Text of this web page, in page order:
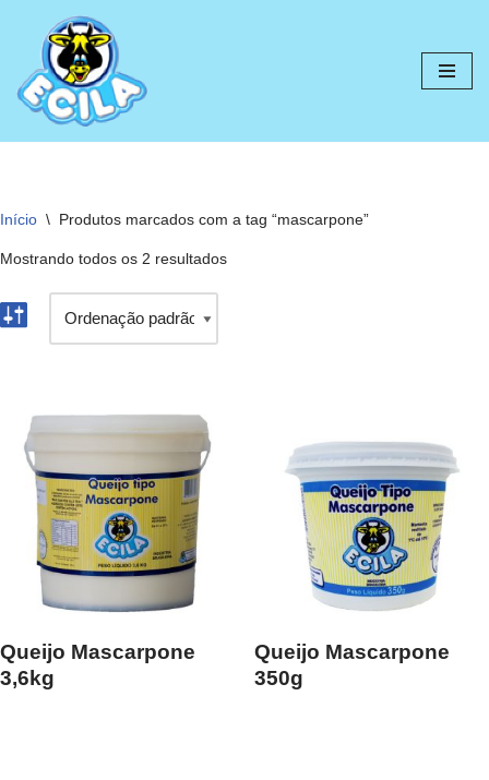
Pular
para
o
Início \ Produtos marcados com a tag “mascarpone”
Mostrando todos os 2 resultados
Queijo Mascarpone
3,6kg
Queijo Mascarpone
350g